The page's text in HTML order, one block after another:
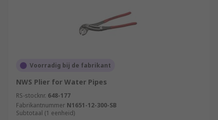
Voorradig bij de fabrikant
NWS Plier for Water Pipes
RS-stocknr. 648-177
Fabrikantnummer N1651-12-300-SB
Subtotaal (1 eenheid)